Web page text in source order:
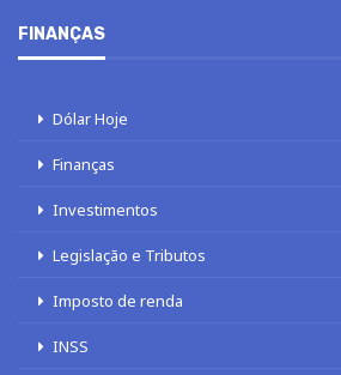
FINANÇAS
Dólar Hoje
Finanças
Investimentos
Legislação e Tributos
Imposto de renda
INSS